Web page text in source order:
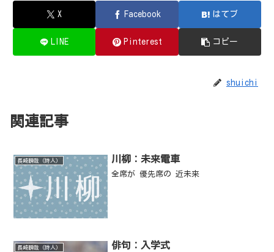
X Facebook はてブ
LINE Pinterest コピー
shuichi
関連記事
長崎瞬哉（詩人） 川柳：未来電車
全席が 優先席の 近未来
長崎瞬哉（詩人） 俳句：入学式